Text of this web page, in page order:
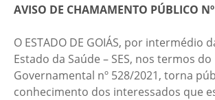
AVISO DE CHAMAMENTO PÚBLICO
O ESTADO DE GOIÁS, por intermédio
Estado da Saúde – SES, nos termos
Governamental nº 528/2021, torna
conhecimento dos interessados que